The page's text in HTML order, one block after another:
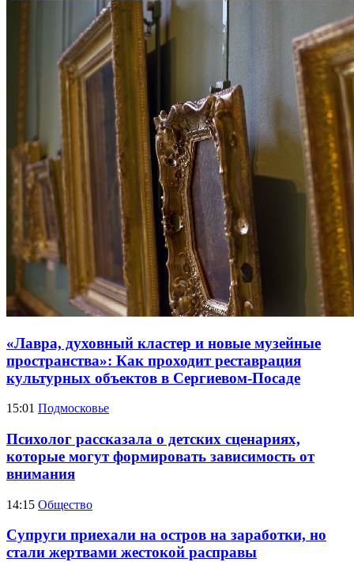
«Лавра, духовный кластер и новые музейные
пространства»: Как проходит реставрация
культурных объектов в Сергиевом-Посаде
15:01 Подмосковье
Психолог рассказала о детских сценариях,
которые могут формировать зависимость от
внимания
14:15 Общество
Супруги приехали на остров на заработки, но
стали жертвами жестокой расправы